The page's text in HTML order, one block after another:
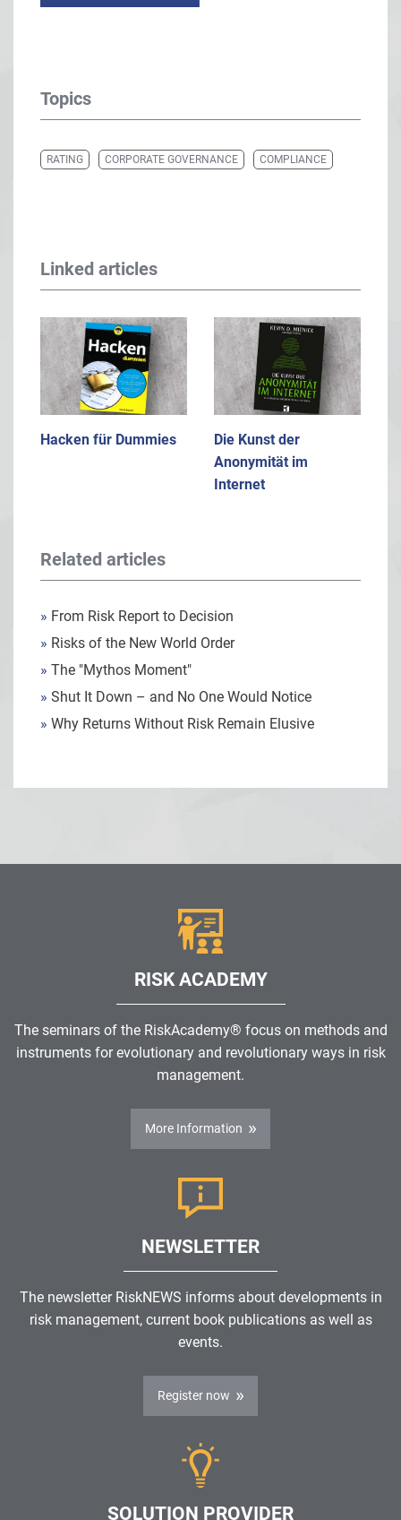
Topics
RATING CORPORATE GOVERNANCE COMPLIANCE
Linked articles
Hacken für Dummies
Die Kunst der
Anonymität im
Internet
Related articles
» From Risk Report to Decision
» Risks of the New World Order
» The "Mythos Moment"
» Shut It Down – and No One Would Notice
» Why Returns Without Risk Remain Elusive
RISK ACADEMY
The seminars of the RiskAcademy® focus on methods and
instruments for evolutionary and revolutionary ways in risk
management.
More Information
NEWSLETTER
The newsletter RiskNEWS informs about developments in
risk management, current book publications as well as
events.
Register now
SOLUTION PROVIDER